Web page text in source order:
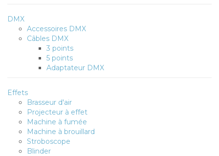
DMX
Accessoires DMX
Câbles DMX
3 points
5 points
Adaptateur DMX
Effets
Brasseur d'air
Projecteur à effet
Machine à fumée
Machine à brouillard
Stroboscope
Blinder